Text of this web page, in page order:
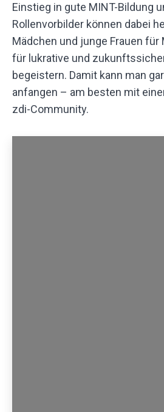
Einstieg in gute MINT-Bildung
Rollenvorbilder können dabei
Mädchen und junge Frauen
für lukrative und
begeistern. Damit kann man
anfangen – am besten mit
zdi-Community.